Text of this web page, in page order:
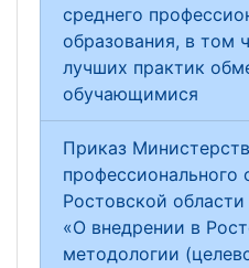
среднего
образования, в том
лучших практик
обучающимися
Приказ
профессионального
Ростовской
«О внедрении в
методологии